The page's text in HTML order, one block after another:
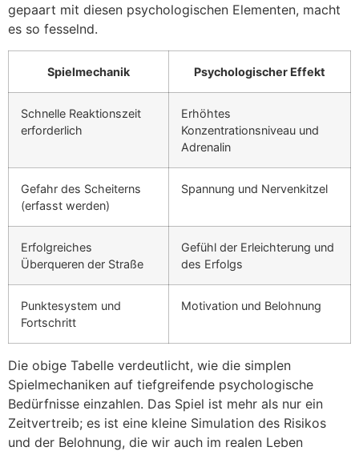
gepaart mit diesen psychologischen Elementen, macht
es so fesselnd.
Spielmechanik Psychologischer Effekt
Schnelle Reaktionszeit
erforderlich
Erhöhtes
Konzentrationsniveau und
Adrenalin
Gefahr des Scheiterns
(erfasst werden)
Spannung und Nervenkitzel
Erfolgreiches
Überqueren der Straße
Gefühl der Erleichterung und
des Erfolgs
Punktesystem und
Fortschritt
Motivation und Belohnung
Die obige Tabelle verdeutlicht, wie die simplen
Spielmechaniken auf tiefgreifende psychologische
Bedürfnisse einzahlen. Das Spiel ist mehr als nur ein
Zeitvertreib; es ist eine kleine Simulation des Risikos
und der Belohnung, die wir auch im realen Leben